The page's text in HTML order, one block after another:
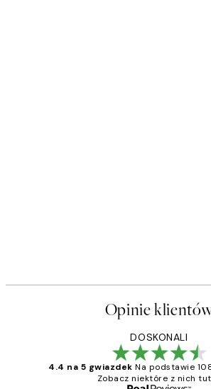
Opinie
DOSKONALI
4.4 na 5 gwiazdek Na podstawie
Zobacz niektóre z nich